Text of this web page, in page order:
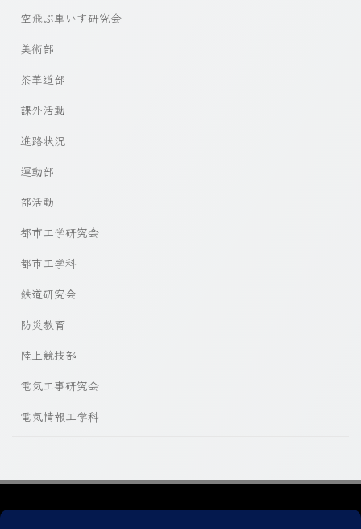
空飛ぶ車いす研究会
美術部
茶華道部
課外活動
進路状況
運動部
部活動
都市工学研究会
都市工学科
鉄道研究会
防災教育
陸上競技部
電気工事研究会
電気情報工学科